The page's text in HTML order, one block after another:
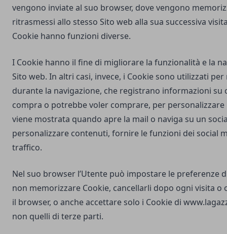
vengono inviate al suo browser, dove vengono
ritrasmessi allo stesso Sito web alla sua successiva
Cookie hanno funzioni diverse.
I Cookie hanno il fine di migliorare la funzionalità e la
Sito web. In altri casi, invece, i Cookie sono utilizzati
durante la navigazione, che registrano informazioni su
compra o potrebbe voler comprare, per
viene mostrata quando apre la mail o naviga su un
personalizzare contenuti, fornire le funzioni dei social
traffico.
Nel suo browser l’Utente può impostare le preferenze
non memorizzare Cookie, cancellarli dopo ogni visita o
il browser, o anche accettare solo i Cookie di
non quelli di terze parti.